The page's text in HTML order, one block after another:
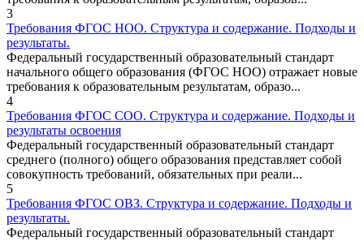
3
Требования ФГОС НОО. Структура и содержание. Подходы и
результаты.
Федеральный государственный образовательный стандарт
начального общего образования (ФГОС НОО) отражает новые
требования к образовательным результатам, образо...
4
Требования ФГОС СОО. Структура и содержание. Подходы и
результаты освоения
Федеральный государственный образовательный стандарт
среднего (полного) общего образования представляет собой
совокупность требований, обязательных при реали...
5
Требования ФГОС ОВЗ. Структура и содержание. Подходы и
результаты.
Федеральный государственный образовательный стандарт